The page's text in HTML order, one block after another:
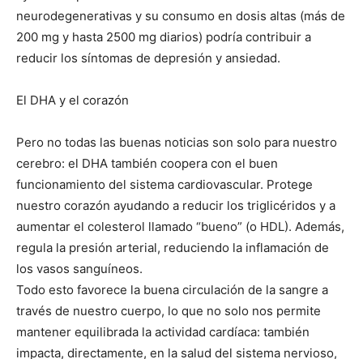
neurodegenerativas y su consumo en dosis altas (más de
200 mg y hasta 2500 mg diarios) podría contribuir a
reducir los síntomas de depresión y ansiedad.
El DHA y el corazón
Pero no todas las buenas noticias son solo para nuestro
cerebro: el DHA también coopera con el buen
funcionamiento del sistema cardiovascular. Protege
nuestro corazón ayudando a reducir los triglicéridos y a
aumentar el colesterol llamado “bueno” (o HDL). Además,
regula la presión arterial, reduciendo la inflamación de
los vasos sanguíneos.
Todo esto favorece la buena circulación de la sangre a
través de nuestro cuerpo, lo que no solo nos permite
mantener equilibrada la actividad cardíaca: también
impacta, directamente, en la salud del sistema nervioso,